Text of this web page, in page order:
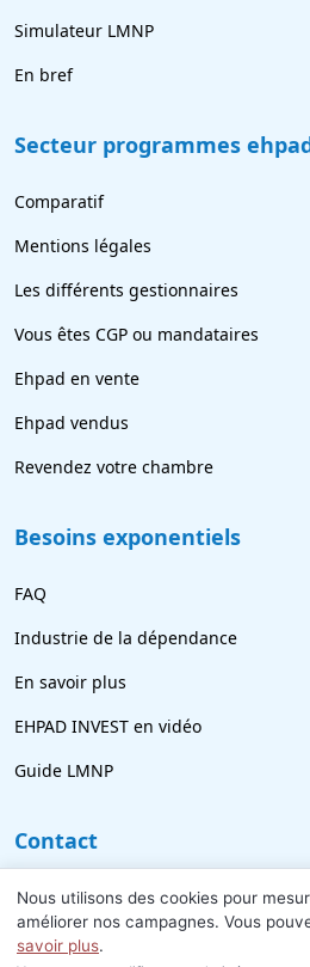
Simulateur LMNP
En bref
Secteur programmes
Comparatif
Mentions légales
Les différents gestionnaires
Vous êtes CGP ou mandataires
Ehpad en vente
Ehpad vendus
Revendez votre chambre
Besoins exponentiels
FAQ
Industrie de la dépendance
En savoir plus
EHPAD INVEST en vidéo
Guide LMNP
Contact
09 77 21 69 18
info@ehpad-invest.fr
Nous utilisons des cookies pour
améliorer nos campagnes. Vous
savoir plus.